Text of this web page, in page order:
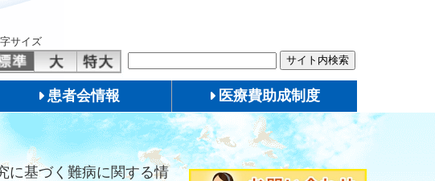
サイズ
患者会情報 医療費助成制度
に基づく難病に関する情